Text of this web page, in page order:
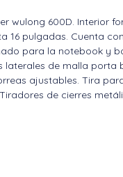
wulong 600D. Interior
16 pulgadas. Cuenta
para la notebook y
de malla porta
ajustables. Tira
de cierres